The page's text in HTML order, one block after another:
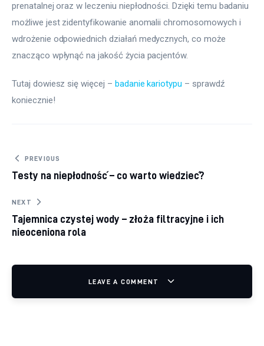
prenatalnej oraz w leczeniu niepłodności. Dzięki temu badaniu
możliwe jest zidentyfikowanie anomalii chromosomowych i
wdrożenie odpowiednich działań medycznych, co może
znacząco wpłynąć na jakość życia pacjentów.
Tutaj dowiesz się więcej – badanie kariotypu – sprawdź
koniecznie!
Nawigacja wpisu
PREVIOUS
Testy na niepłodność – co warto wiedzieć?
NEXT
Tajemnica czystej wody – złoża filtracyjne i ich
nieoceniona rola
LEAVE A COMMENT